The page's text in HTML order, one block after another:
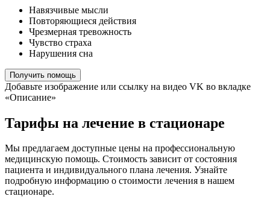
Навязчивые мысли
Повторяющиеся действия
Чрезмерная тревожность
Чувство страха
Нарушения сна
Получить помощь
Добавьте изображение или ссылку на видео VK во вкладке
«Описание»
Тарифы на лечение в стационаре
Мы предлагаем доступные цены на профессиональную
медицинскую помощь. Стоимость зависит от состояния
пациента и индивидуального плана лечения. Узнайте
подробную информацию о стоимости лечения в нашем
стационаре.